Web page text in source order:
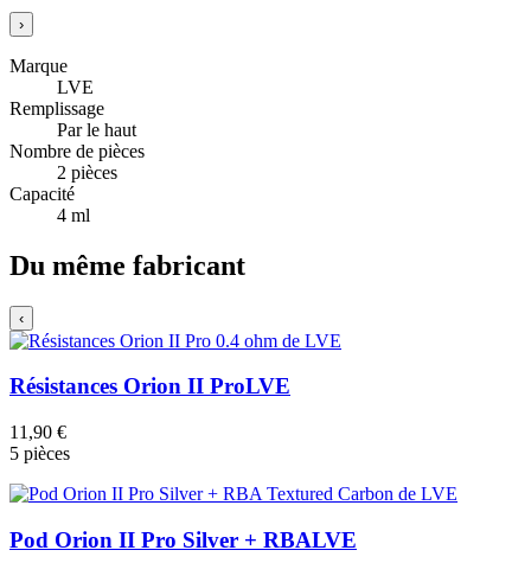
›
Marque
LVE
Remplissage
Par le haut
Nombre de pièces
2 pièces
Capacité
4 ml
Du même fabricant
‹
Résistances Orion II ProLVE
11,90 €
5 pièces
Pod Orion II Pro Silver + RBALVE